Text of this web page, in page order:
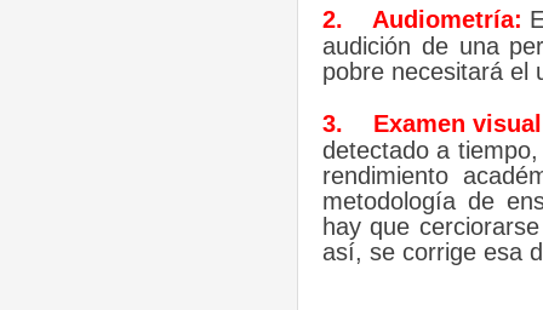
2.
Audiometría:
audición de una
pobre necesitará el
3.
Examen
detectado a
rendimiento
metodología de
hay que
así, se corrige esa